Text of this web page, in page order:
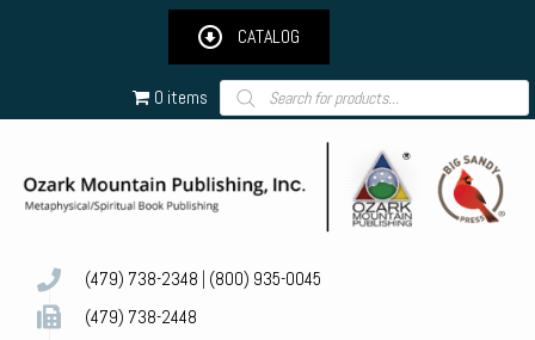
CATALOG
0 items Products
search
(479) 738-2348 (800) 935-0045
(479) 738-2448